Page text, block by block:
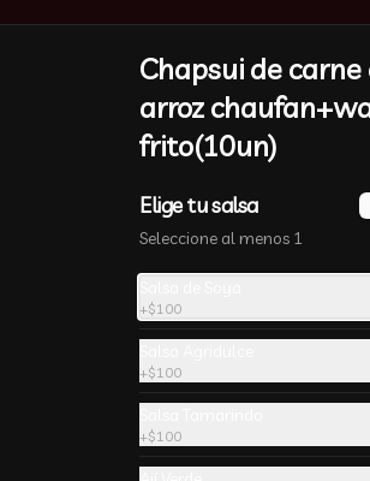
🔥Arrollado Queso Jamón
奶酪起司卷
🔥 Camaron Queso
Chapsui de carne
arroz
frito(10un)
Elige tu salsa
Seleccione al menos 1
+$100
+$100
+$100